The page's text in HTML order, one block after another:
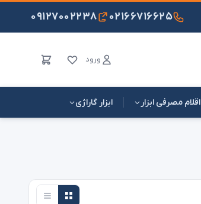
۰۲۱۶۶۷۱۶۶۲۵ ۰۹۱۲۷۰۰۲۲۳۸
ورود
اقلام مصرفی ابزار ابزار گاراژی